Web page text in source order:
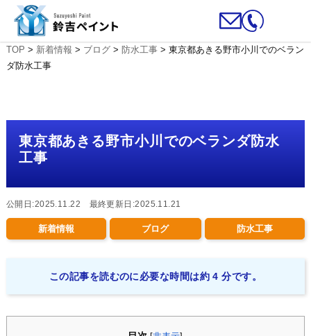
TOP > 新着情報 > ブログ> 防水工事> 東京都あきる野市小川でのベラン
ダ防水工事
東京都あきる野市小川でのベランダ防水
工事
公開日:2025.11.22 最終更新日:2025.11.21
新着情報 ブログ 防水工事
この記事を読むのに必要な時間は約 4 分です。